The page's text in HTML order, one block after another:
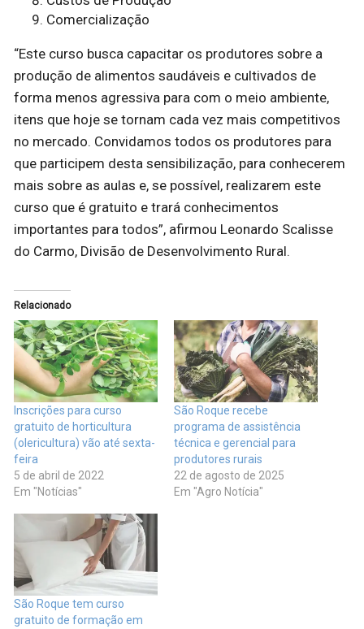
Comercialização
“Este curso busca capacitar os produtores sobre a
produção de alimentos saudáveis e cultivados de
forma menos agressiva para com o meio ambiente,
itens que hoje se tornam cada vez mais competitivos
no mercado. Convidamos todos os produtores para
que participem desta sensibilização, para conhecerem
mais sobre as aulas e, se possível, realizarem este
curso que é gratuito e trará conhecimentos
importantes para todos”, afirmou Leonardo Scalisse
do Carmo, Divisão de Desenvolvimento Rural.
Relacionado
Inscrições para curso
gratuito de horticultura
(olericultura) vão até sexta-
feira
5 de abril de 2022
Em "Notícias"
São Roque recebe
programa de assistência
técnica e gerencial para
produtores rurais
22 de agosto de 2025
Em "Agro Notícia"
São Roque tem curso
gratuito de formação em